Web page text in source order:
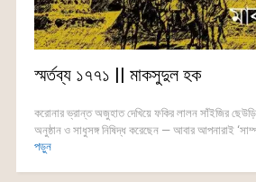
স্মর্তব্য ১৭৭১ || মাকসুদুল হক
করোনার ভ্রান্ত অজুহাত দেখিয়ে ফকির লালন সাঁইজির
অনুষ্ঠান ও সাধুসঙ্গ নিষিদ্ধ করেছেন — আবার আপনারাই
পড়ুন